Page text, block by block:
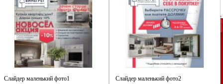
Слайдер маленький фото1 Слайдер маленький фото2